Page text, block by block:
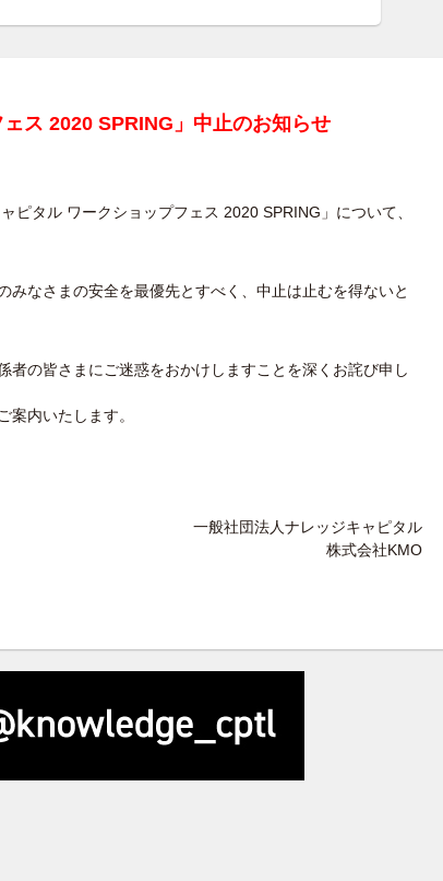
ス 2020 SPRING」 中止のお知らせ
タル ワークショップフェス 2020 SPRING」について、
なさまの安全を最優先とすべく、中止は止むを得ないと
の皆さまにご迷惑をおかけしますことを深くお詫び申し
内いたします。
一般社団法人ナレッジキャピタル
株式会社KMO